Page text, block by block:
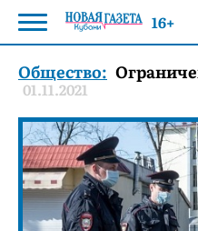
Общество:
01.11.2021
16+